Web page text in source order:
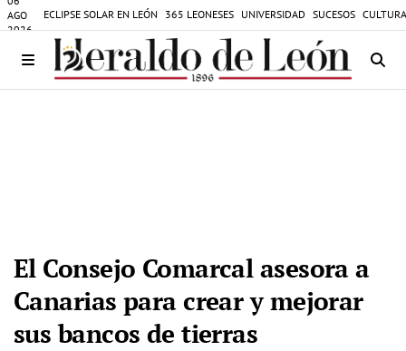
AGO
2026
ECLIPSE SOLAR EN LEÓN 365 LEONESES UNIVERSIDAD SUCESOS
El Consejo Comarcal asesora a
Canarias para crear y mejorar
sus bancos de tierras